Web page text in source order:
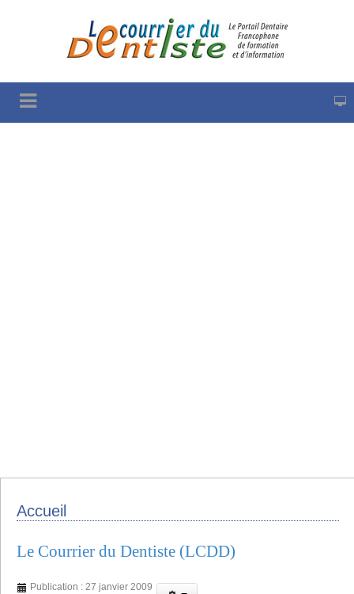
Accueil
Le Courrier du Dentiste (LCDD)
Publication : 27 janvier 2009